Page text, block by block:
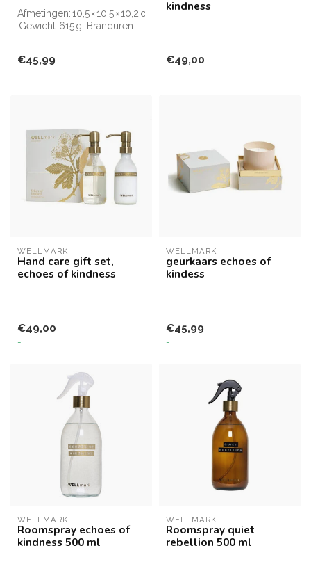
Afmetingen: 10,5 × 10,5 × 10,2 cm |
Gewicht: 615 g| Branduren:
€45,99
-
kindness
€49,00
-
WELLMARK
Hand care gift set,
echoes of kindness
€49,00
-
WELLMARK
geurkaars echoes of
kindess
€45,99
-
WELLMARK
Roomspray echoes of
kindness 500 ml
WELLMARK
Roomspray quiet
rebellion 500 ml